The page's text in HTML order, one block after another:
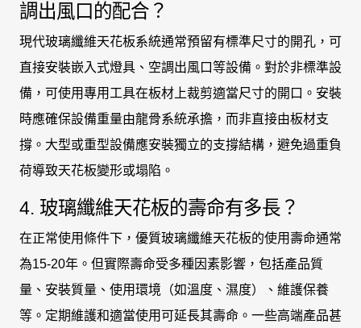
調出風口的配合？
現代玻璃纖維天花板系統通常預留有標準尺寸的開孔，可
直接安裝嵌入式燈具、空調出風口等設備。對於非標準設
備，可使用專用工具在板材上裁剪適當尺寸的開口。安裝
時應確保設備重量由龍骨系統承擔，而非直接由板材支
撐。大型或重型設備應安裝獨立的支撐結構，避免過重負
荷導致天花板變形或塌陷。
4. 玻璃纖維天花板的壽命有多長？
在正常使用條件下，優質玻璃纖維天花板的使用壽命通常
為15-20年。但實際壽命受多種因素影響，包括產品質
量、安裝質量、使用環境（如溫度、濕度）、維護保養
等。定期維護和適當使用可延長其壽命。一些高端產品甚